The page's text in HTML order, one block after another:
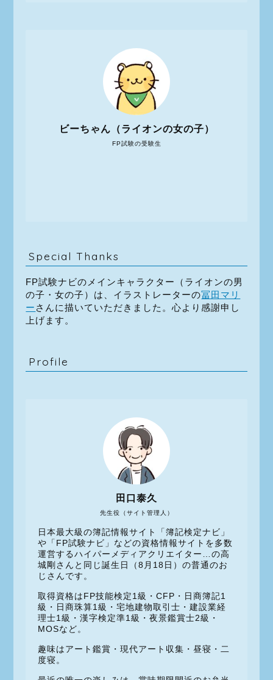
FP試験の受験生
ビーちゃん（ライオンの女の子）
Special Thanks
FP試験ナビのメインキャラクター（ライオンの男
の子・女の子）は、イラストレーターの冨田マリ
ー さんに描いていただきました。心より感謝申し
上げます。
Profile
先生役（サイト管理人）
田口泰久
日本最大級の簿記情報サイト「簿記検定ナビ」
や「FP試験ナビ」などの資格情報サイトを多数
運営するハイパーメディアクリエイター…の高
城剛さんと同じ誕生日（8月18日）の普通のお
じさんです。
取得資格はFP技能検定1級・CFP・日商簿記1
級・日商珠算1級・宅地建物取引士・建設業経
理士1級・漢字検定準1級・夜景鑑賞士2級・
MOSなど。
趣味はアート鑑賞・現代アート収集・昼寝・二
度寝。